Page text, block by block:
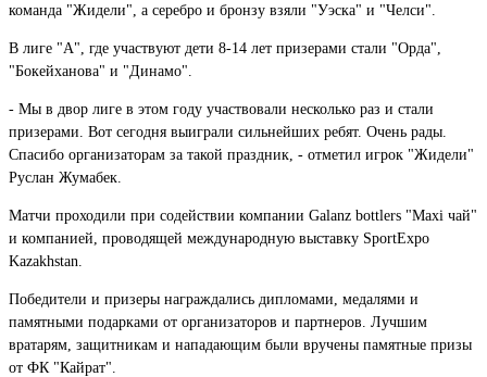
команда "Жидели", а серебро и бронзу взяли "Уэска" и "Челси".
В лиге "А", где участвуют дети 8-14 лет призерами стали "Орда",
"Бокейханова" и "Динамо".
- Мы в двор лиге в этом году участвовали несколько раз и стали
призерами. Вот сегодня выиграли сильнейших ребят. Очень рады.
Спасибо организаторам за такой праздник, - отметил игрок "Жидели"
Руслан Жумабек.
Матчи проходили при содействии компании Galanz bottlers "Мaxi чай"
и компанией, проводящей международную выставку SportExpo
Kazakhstan.
Победители и призеры награждались дипломами, медалями и
памятными подарками от организаторов и партнеров. Лучшим
вратарям, защитникам и нападающим были вручены памятные призы
от ФК "Кайрат".